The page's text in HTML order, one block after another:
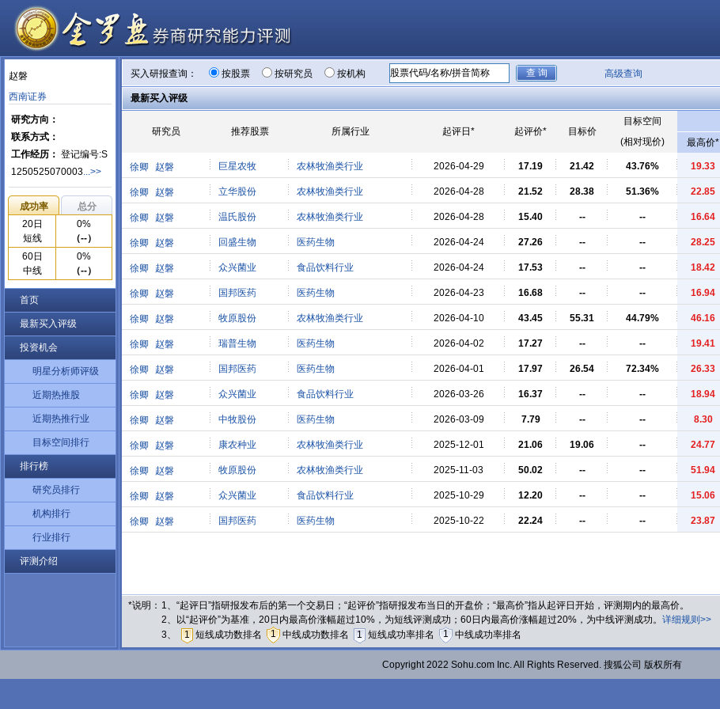
赵磐
西南证券
研究方向：
联系方式：
工作经历： 登记编号:S
1250525070003...>>
成功率
总分
20日
短线
0%
（--）
60日
中线
0%
（--）
首页
最新买入评级
投资机会
明星分析师评级
近期热推股
近期热推行业
目标空间排行
排行榜
研究员排行
机构排行
行业排行
评测介绍
买入研报查询： 按股票 按研究员 按机构 高级查询
最新买入评级
研究员 推荐股票 所属行业 起评日* 起评价* 目标价
目标空间
(相对现价)
最高价*
徐卿 赵磐 巨星农牧 农林牧渔类行业 2026-04-29 17.19 21.42 43.76% 19.33
徐卿 赵磐 立华股份 农林牧渔类行业 2026-04-28 21.52 28.38 51.36% 22.85
徐卿 赵磐 温氏股份 农林牧渔类行业 2026-04-28 15.40 -- -- 16.64
徐卿 赵磐 回盛生物 医药生物 2026-04-24 27.26 -- -- 28.25
徐卿 赵磐 众兴菌业 食品饮料行业 2026-04-24 17.53 -- -- 18.42
徐卿 赵磐 国邦医药 医药生物 2026-04-23 16.68 -- -- 16.94
徐卿 赵磐 牧原股份 农林牧渔类行业 2026-04-10 43.45 55.31 44.79% 46.16
徐卿 赵磐 瑞普生物 医药生物 2026-04-02 17.27 -- -- 19.41
徐卿 赵磐 国邦医药 医药生物 2026-04-01 17.97 26.54 72.34% 26.33
徐卿 赵磐 众兴菌业 食品饮料行业 2026-03-26 16.37 -- -- 18.94
徐卿 赵磐 中牧股份 医药生物 2026-03-09 7.79 -- -- 8.30
徐卿 赵磐 康农种业 农林牧渔类行业 2025-12-01 21.06 19.06 -- 24.77
徐卿 赵磐 牧原股份 农林牧渔类行业 2025-11-03 50.02 -- -- 51.94
徐卿 赵磐 众兴菌业 食品饮料行业 2025-10-29 12.20 -- -- 15.06
徐卿 赵磐 国邦医药 医药生物 2025-10-22 22.24 -- -- 23.87
*说明： 1、“起评日”指研报发布后的第一个交易日；“起评价”指研报发布当日的开盘价；“最高价”指从起评日开始，评测期内的最高价。
2、以“起评价”为基准，20日内最高价涨幅超过10%，为短线评测成功；60日内最高价涨幅超过20%，为中线评测成功。 详细规则>>
3、
1 短线成功数排名 1 中线成功数排名 1 短线成功率排名 1 中线成功率排名
Copyright 2022 Sohu.com Inc. All Rights Reserved. 搜狐公司 版权所有